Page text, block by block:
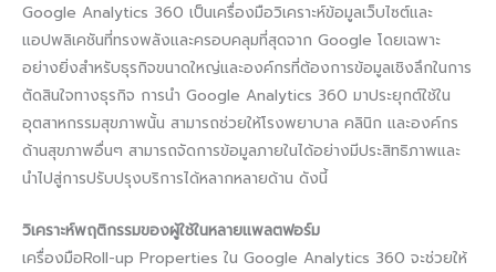
Google Analytics 360 เป็นเครื่องมือวิเคราะห์ข้อมูลเว็บไซต์และ
แอปพลิเคชันที่ทรงพลังและครอบคลุมที่สุดจาก Google โดยเฉพาะ
อย่างยิ่งสำหรับธุรกิจขนาดใหญ่และองค์กรที่ต้องการข้อมูลเชิงลึกในการ
ตัดสินใจทางธุรกิจ การนำ Google Analytics 360 มาประยุกต์ใช้ใน
อุตสาหกรรมสุขภาพนั้น สามารถช่วยให้โรงพยาบาล คลินิก และองค์กร
ด้านสุขภาพอื่นๆ สามารถจัดการข้อมูลภายในได้อย่างมีประสิทธิภาพและ
นำไปสู่การปรับปรุงบริการได้หลากหลายด้าน ดังนี้
วิเคราะห์พฤติกรรมของผู้ใช้ในหลายแพลตฟอร์ม
เครื่องมือRoll-up Properties ใน Google Analytics 360 จะช่วยให้